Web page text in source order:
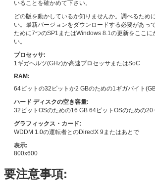
いることを確かめて下さい。
どの版を動かしているか知りませんか。調べるため
い。最新バージョンをダウンロードする必要があっ
ために7つのSP1またはWindows 8.1の更新をここに
い。
プロセッサ:
1ギガヘルツ(GHz)か高速プロセッサまたはSoC
RAM:
64ビットの32ビットか2 GBのための1ギガバイト
ハード ディスクの空き容量:
32ビットOSのための16 GB 64ビットOSのための20
グラフィックス・カード:
WDDM 1.0の運転者とのDirectX 9またはあとで
表示:
800x600
要注意事項: